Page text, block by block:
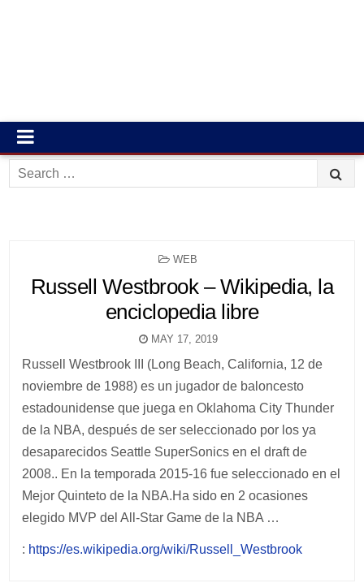
Search
for:
POSTED
WEB
Russell Westbrook – Wikipedia, la
enciclopedia libre
MAY 17, 2019
Russell Westbrook III (Long Beach, California, 12 de
noviembre de 1988) es un jugador de baloncesto
estadounidense que juega en Oklahoma City Thunder
de la NBA, después de ser seleccionado por los ya
desaparecidos Seattle SuperSonics en el draft de
2008.. En la temporada 2015-16 fue seleccionado en el
Mejor Quinteto de la NBA.Ha sido en 2 ocasiones
elegido MVP del All-Star Game de la NBA …
: https://es.wikipedia.org/wiki/Russell_Westbrook